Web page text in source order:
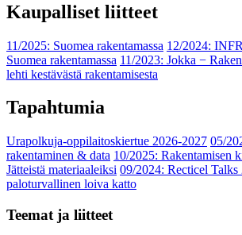
Kaupalliset liitteet
11/2025: Suomea rakentamassa 12/2024:
Suomea rakentamassa 11/2023: Jokka −
lehti kestävästä rakentamisesta
Tapahtumia
Urapolkuja-oppilaitoskiertue 2026-2027 05/
rakentaminen & data 10/2025: Rakentamisen
Jätteistä materiaaleiksi 09/2024: Recticel
paloturvallinen loiva katto
Teemat ja liitteet